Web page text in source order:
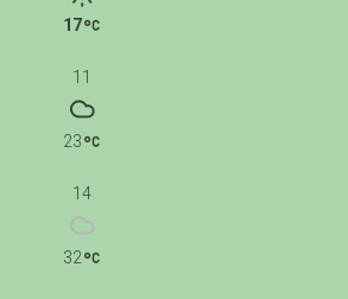
17
11
23
14
32